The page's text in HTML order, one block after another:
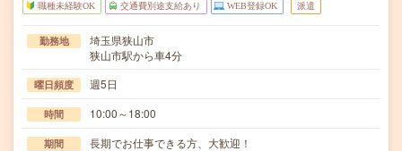
職種未経験OK 交通費別途支給あり WEB登録OK 派遣
勤務地
埼玉県狭山市
狭山市駅から車4分
曜日頻度 週5日
時間 10:00～18:00
期間 長期でお仕事できる方、大歓迎！